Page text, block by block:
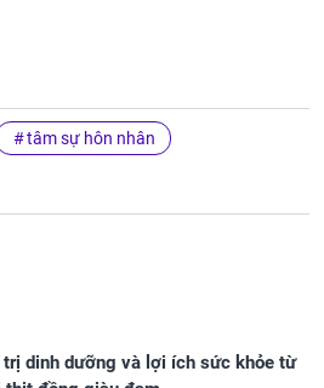
tâm sự hôn nhân
trị dinh dưỡng và lợi ích sức khỏe từ